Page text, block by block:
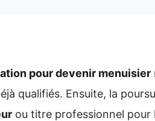
pour devenir menuisier
qualifiés. Ensuite, la
ou titre professionnel pour